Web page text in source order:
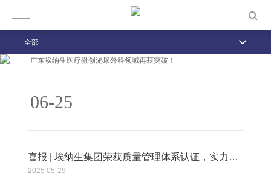
06-25
广东埃纳生医疗微创泌尿外科领域再获突破！
喜报 | 埃纳生集团荣获质量管理体系认证，实力再获权威认可！
2025 05-29
全部